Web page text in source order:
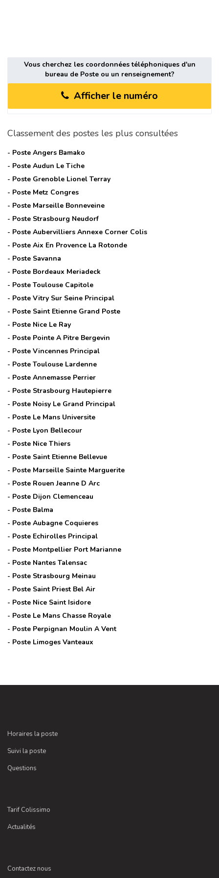
Vous cherchez les coordonnées téléphoniques d'un
bureau de Poste ou un renseignement?
Afficher le numéro
Classement des postes les plus consultées
- Poste Angers Bamako
- Poste Audun Le Tiche
- Poste Grenoble Lionel Terray
- Poste Metz Congres
- Poste Marseille Bonneveine
- Poste Strasbourg Neudorf
- Poste Aubervilliers Annexe Corner Colis
- Poste Aix En Provence La Rotonde
- Poste Savanna
- Poste Bordeaux Meriadeck
- Poste Toulouse Capitole
- Poste Vitry Sur Seine Principal
- Poste Saint Etienne Grand Poste
- Poste Nice Le Ray
- Poste Pointe A Pitre Bergevin
- Poste Vincennes Principal
- Poste Toulouse Lardenne
- Poste Annemasse Perrier
- Poste Strasbourg Hautepierre
- Poste Noisy Le Grand Principal
- Poste Le Mans Universite
- Poste Lyon Bellecour
- Poste Nice Thiers
- Poste Saint Etienne Bellevue
- Poste Marseille Sainte Marguerite
- Poste Rouen Jeanne D Arc
- Poste Dijon Clemenceau
- Poste Balma
- Poste Aubagne Coquieres
- Poste Echirolles Principal
- Poste Montpellier Port Marianne
- Poste Nantes Talensac
- Poste Strasbourg Meinau
- Poste Saint Priest Bel Air
- Poste Nice Saint Isidore
- Poste Le Mans Chasse Royale
- Poste Perpignan Moulin A Vent
- Poste Limoges Vanteaux
Horaires la poste
Suivi la poste
Questions
Tarif Colissimo
Actualités
Contactez nous